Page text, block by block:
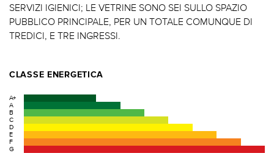
SERVIZI IGIENICI; LE VETRINE SONO SEI SULLO SPAZIO
PUBBLICO PRINCIPALE, PER UN TOTALE COMUNQUE DI
TREDICI, E TRE INGRESSI.
CLASSE ENERGETICA
A+
A
B
C
D
E
F
G